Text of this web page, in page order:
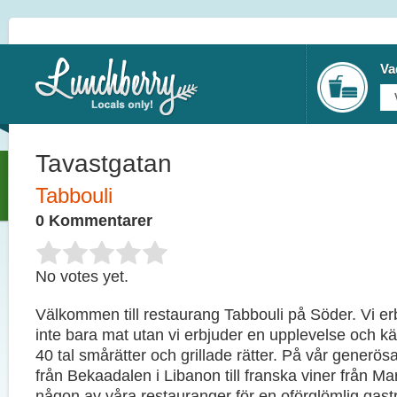
Tavastgatan
Tabbouli
0 Kommentarer
No votes yet.
Välkommen till restaurang Tabbouli på Söder. Vi
inte bara mat utan vi erbjuder en upplevelse och
40 tal smårätter och grillade rätter. På vår
från Bekaadalen i Libanon till franska viner från